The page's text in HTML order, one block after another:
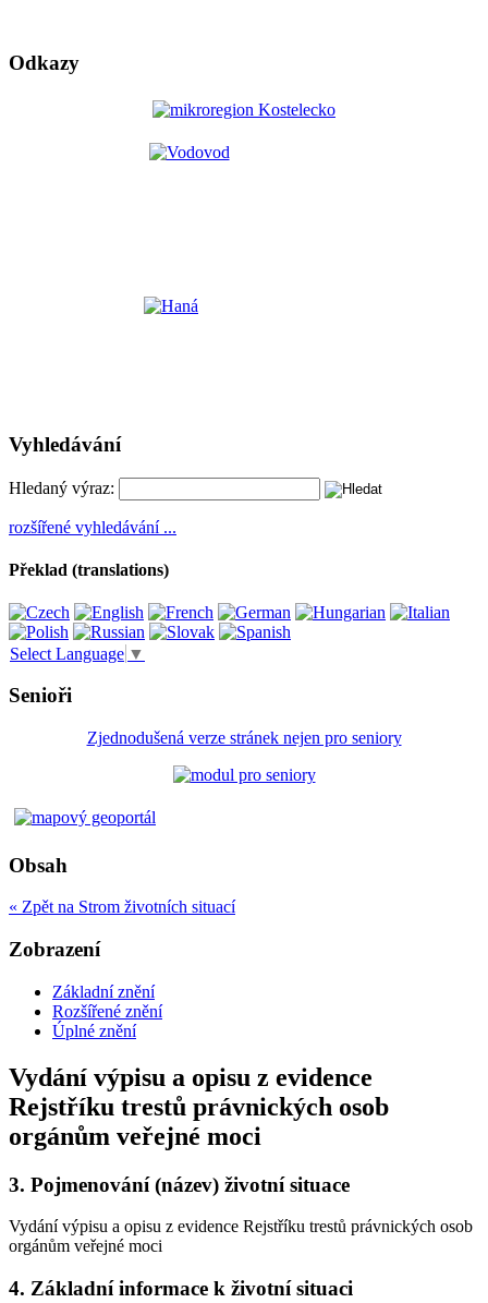
Odkazy
Vyhledávání
Hledaný výraz:
rozšířené vyhledávání ...
Překlad (translations)
Select Language ▼
Senioři
Zjednodušená verze stránek nejen pro seniory
Obsah
« Zpět na Strom životních situací
Zobrazení
Základní znění
Rozšířené znění
Úplné znění
Vydání výpisu a opisu z evidence
Rejstříku trestů právnických osob
orgánům veřejné moci
3. Pojmenování (název) životní situace
Vydání výpisu a opisu z evidence Rejstříku trestů právnických osob
orgánům veřejné moci
4. Základní informace k životní situaci